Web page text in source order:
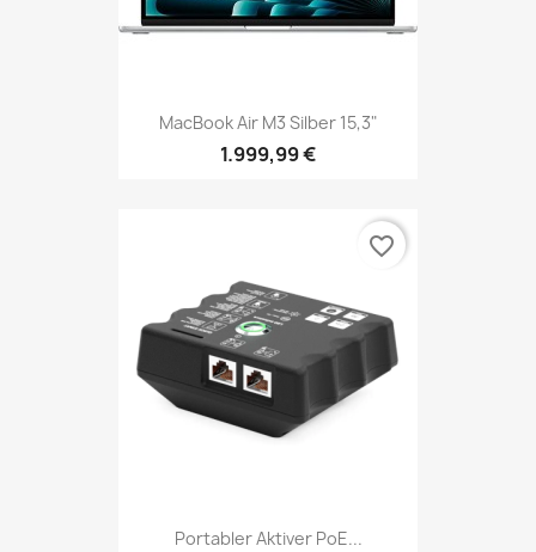
MacBook Air M3 Silber 15,3"
1.999,99 €
Portabler Aktiver PoE...
favorite_border